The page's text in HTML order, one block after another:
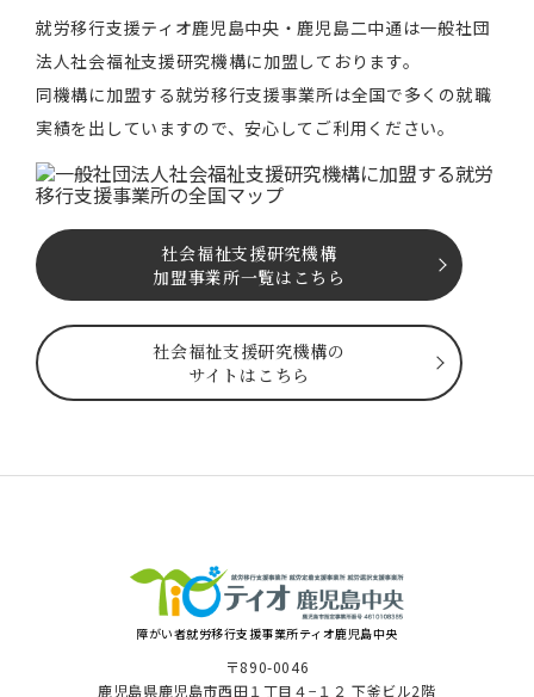
就労移⾏⽀援ティオ⿅児島中央・鹿児島二中通は⼀般社団
法⼈社会福祉⽀援研究機構に加盟しております。
同機構に加盟する就労移⾏⽀援事業所は全国で多くの就職
実績を出していますので、安⼼してご利⽤ください。
社会福祉⽀援研究機構
加盟事業所一覧はこちら
社会福祉⽀援研究機構の
サイトはこちら
障がい者就労移⾏⽀援事業所ティオ⿅児島中央
〒890-0046
⿅児島県⿅児島市⻄⽥１丁⽬４−１２ 下釜ビル2階